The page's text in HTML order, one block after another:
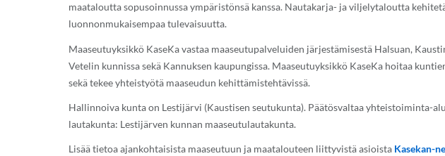
maataloutta sopusoinnussa ympäristönsä kanssa. Nautakarja- ja viljelytaloutta
luonnonmukaisempaa tulevaisuutta.
Maaseutuyksikkö KaseKa vastaa maaseutupalveluiden järjestämisestä Halsuan,
Vetelin kunnissa sekä Kannuksen kaupungissa. Maaseutuyksikkö KaseKa hoitaa
sekä tekee yhteistyötä maaseudun kehittämistehtävissä.
Hallinnoiva kunta on Lestijärvi (Kaustisen seutukunta). Päätösvaltaa yhteistoiminta-
lautakunta: Lestijärven kunnan maaseutulautakunta.
Lisää tietoa ajankohtaisista maaseutuun ja maatalouteen liittyvistä asioista Kasekan-